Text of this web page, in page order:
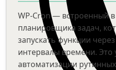
WP-Cron — встроенный
планировщика задач,
запускать функции
интервалы времени. Это
автоматизации